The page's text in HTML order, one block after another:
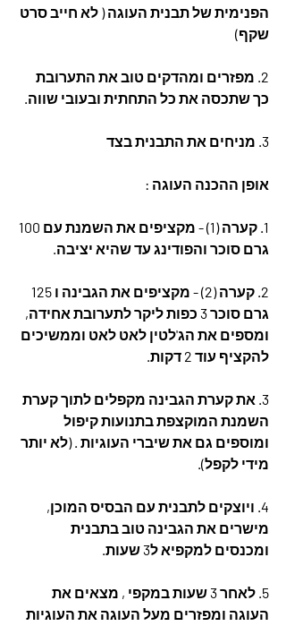
הפנימית של תבנית העוגה ( לא חייב סרט
שקף)
2. מפזרים ומהדקים טוב את התערובת
כך שתכסה את כל התחתית ובעובי שווה.
3. מניחים את התבנית בצד
אופן ההכנה העוגה :
גרם סוכר והפודינג עד שהיא יציבה.
גרם סוכר 3 כפות ליקר לתערובת אחידה,
ומספים את הג'לטין לאט לאט וממשיכים
להקציף עוד 2 דקות.
3. את קערת הגבינה מקפלים לתוך קערת
השמנת המוקצפת בתנועות קיפול
ומוספים גם את שיברי העוגיות . (לא יותר
מידי לקפל).
4. ויוצקים לתבנית עם הבסיס המוכן,
מישרים את הגבינה טוב בתבנית
ומכנסים למקפיא ל3 שעות.
5. לאחר 3 שעות במקפי , מצאים את
העוגה ומפזרים מעל העוגה את העוגיות